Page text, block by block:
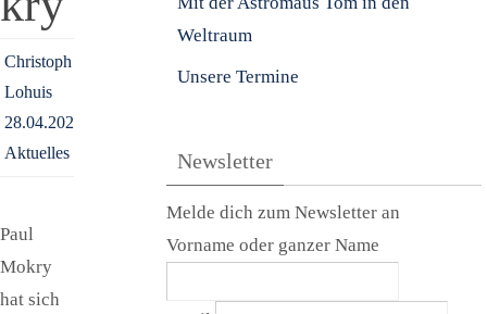
Christoph
Lohuis
28.04.2024
Aktuelles
Paul
Mokry
hat sich
Weltraum
Unsere Termine
Newsletter
Melde dich zum Newsletter an
Vorname oder ganzer Name